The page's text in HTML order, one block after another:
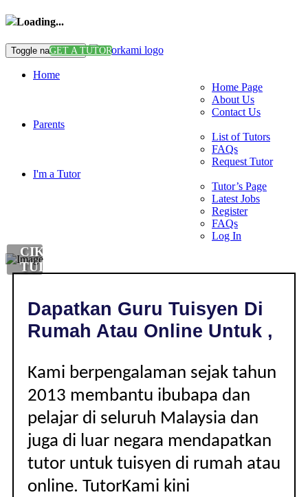
Loading...
Toggle navigationGET A TUTOR
Home
Home Page
About Us
Contact Us
Parents
List of Tutors
FAQs
Request Tutor
I'm a Tutor
Tutor’s Page
Latest Jobs
Register
FAQs
Log In
CIKGU
TUISYEN
Dapatkan Guru Tuisyen Di
Rumah Atau Online Untuk ,
Kami berpengalaman sejak tahun
2013 membantu ibubapa dan
pelajar di seluruh Malaysia dan
juga di luar negara mendapatkan
tutor untuk tuisyen di rumah atau
online. TutorKami kini